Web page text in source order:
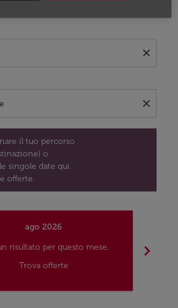
close
close
il tuo percorso
o
singole date qui
offerte.
ago 2026
risultato per questo mese.
Trova offerte
chevron_right